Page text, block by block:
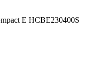
E HCBE230400S